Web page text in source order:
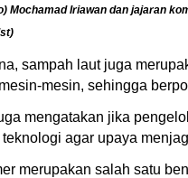
Mochamad Iriawan dan jajaran
sampah laut juga
mesin, sehingga
mengatakan jika
agar upaya
merupakan salah satu